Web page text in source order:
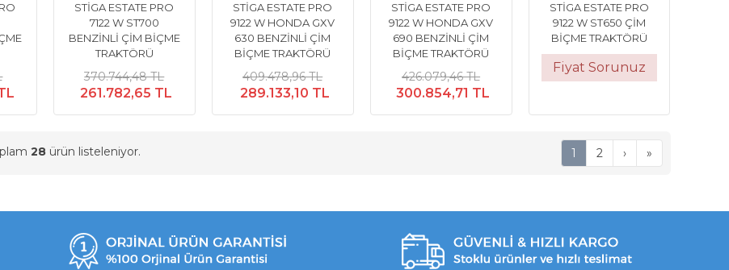
STİGA ESTATE PRO
7122 W ST700
BENZİNLİ ÇİM BİÇME
TRAKTÖRÜ
370.744,48 TL
261.782,65 TL
STİGA ESTATE PRO
9122 W HONDA GXV
630 BENZİNLİ ÇİM
BİÇME TRAKTÖRÜ
409.478,96 TL
289.133,10 TL
STİGA ESTATE PRO
9122 W HONDA GXV
690 BENZİNLİ ÇİM
BİÇME TRAKTÖRÜ
426.079,46 TL
300.854,71 TL
STİGA ESTATE PRO
9122 W ST650 ÇİM
BİÇME TRAKTÖRÜ
Fiyat Sorunuz
28 ürün listeleniyor. 1 2 › »